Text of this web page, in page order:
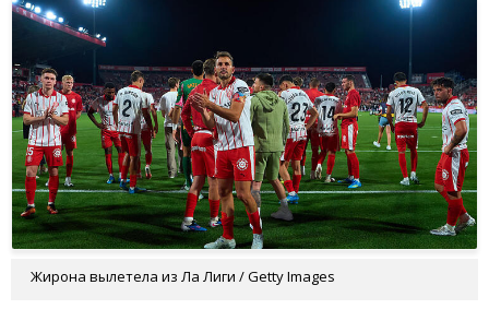
Жирона вылетела из Ла Лиги / Getty Images